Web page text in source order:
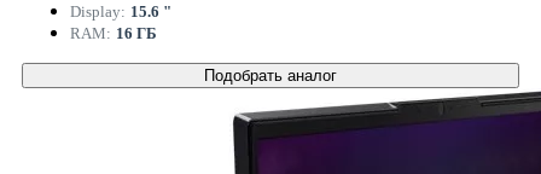
Display: 15.6 "
RAM: 16 ГБ
Подобрать аналог